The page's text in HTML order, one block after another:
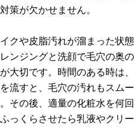
策が欠かせません。
クや皮脂汚れが溜まった状態
ンジングと洗顔で毛穴の奥の
大切です。時間のある時は、
流すと、毛穴の汚れもスムー
その後、適量の化粧水を何回
っくらさせたら乳液やクリー